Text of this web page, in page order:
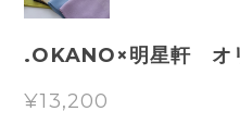
.OKANO×明星軒 オ
¥13,200